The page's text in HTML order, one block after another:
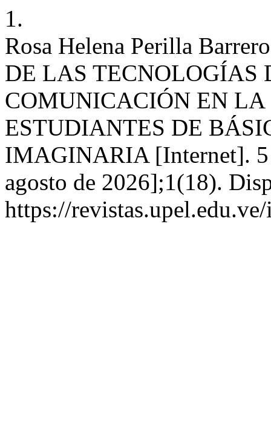
1.
Rosa Helena Perilla
DE LAS
COMUNICACIÓN EN
ESTUDIANTES DE
IMAGINARIA [Internet]. 5
agosto de 2026];1(18).
https://